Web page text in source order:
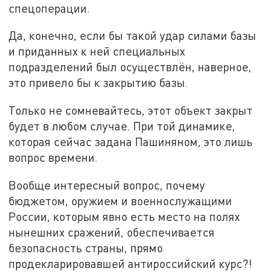
спецоперации.
Да, конечно, если бы такой удар силами базы
и приданных к ней специальных
подразделений был осуществлён, наверное,
это привело бы к закрытию базы.
Только не сомневайтесь, этот объект закрыт
будет в любом случае. При той динамике,
которая сейчас задана Пашиняном, это лишь
вопрос времени.
Вообще интересный вопрос, почему
бюджетом, оружием и военнослужащими
России, которым явно есть место на полях
нынешних сражений, обеспечивается
безопасность страны, прямо
продекларировавшей антироссийский курс?!